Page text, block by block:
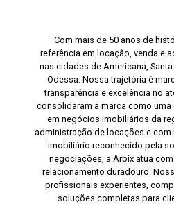
Com mais de 50 anos de
referência em locação, venda e
nas cidades de Americana,
Odessa. Nossa trajetória é
transparência e excelência no
consolidaram a marca como
em negócios imobiliários da
administração de locações e
imobiliário reconhecido pela
negociações, a Arbix atua
relacionamento duradouro.
profissionais experientes,
soluções completas para